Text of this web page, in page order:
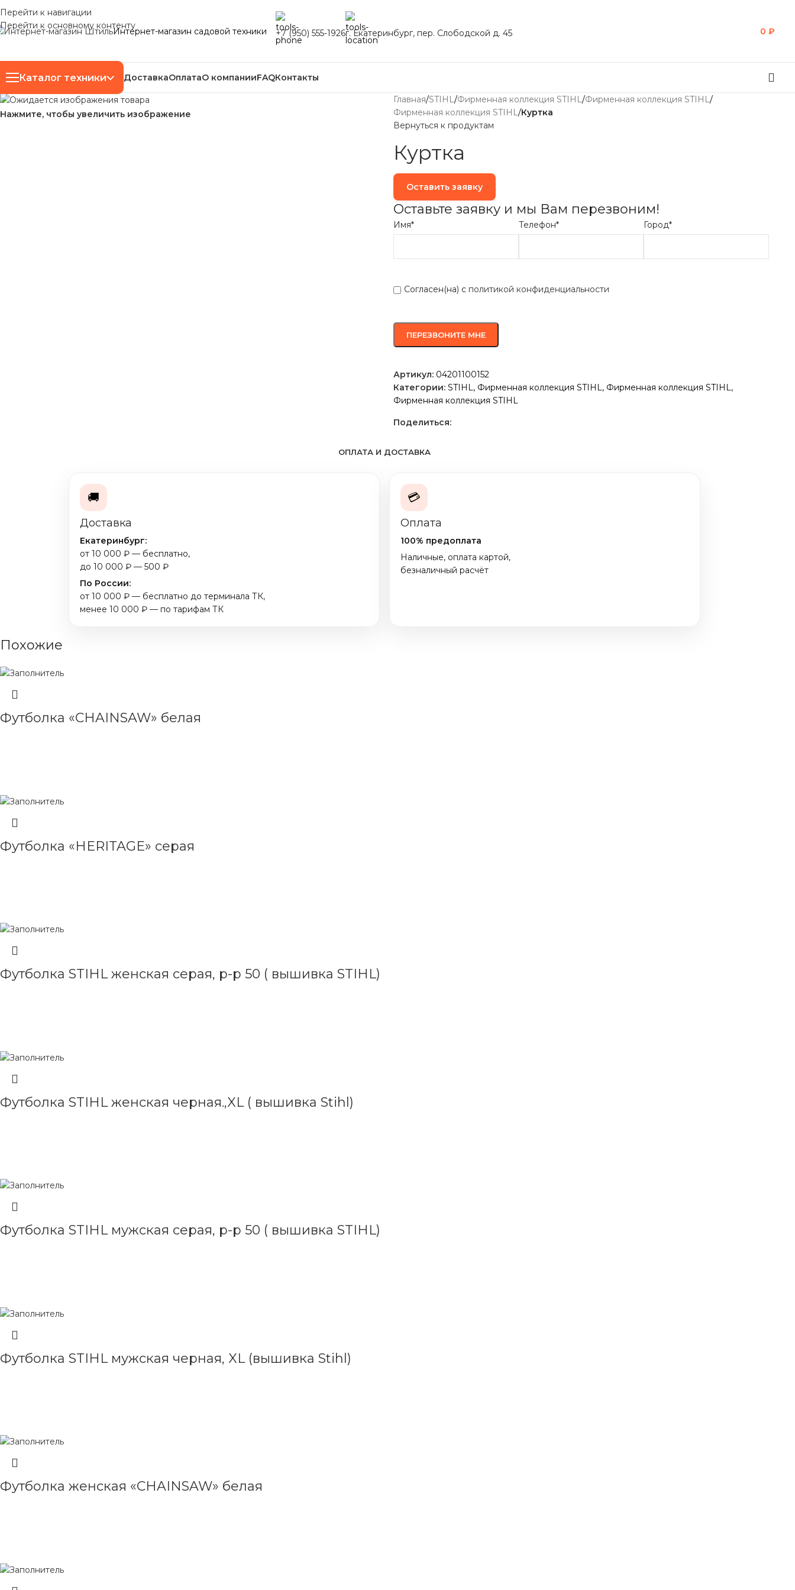
Перейти к навигации
Перейти к основному контенту
Интернет-магазин садовой техники +7 (950) 555-1926г. Екатеринбург, пер. Слободской д. 45 0 ₽
Каталог техники ДоставкаОплатаО компанииFAQКонтакты
Нажмите, чтобы увеличить изображение
Главная/STIHL/Фирменная коллекция STIHL/Фирменная коллекция STIHL/
Фирменная коллекция STIHL/Куртка
Вернуться к продуктам
Куртка
Оставить заявку
Оставьте заявку и мы Вам перезвоним!
Имя* Телефон* Город*
Согласен(на) с политикой конфиденциальности
Артикул: 04201100152
Категории: STIHL, Фирменная коллекция STIHL, Фирменная коллекция STIHL,
Фирменная коллекция STIHL
Поделиться:
ОПЛАТА И ДОСТАВКА
🚚
Доставка
Екатеринбург:
от 10 000 ₽ — бесплатно,
до 10 000 ₽ — 500 ₽
По России:
от 10 000 ₽ — бесплатно до терминала ТК,
менее 10 000 ₽ — по тарифам ТК
💳
Оплата
100% предоплата
Наличные, оплата картой,
безналичный расчёт
Похожие
Футболка «CHAINSAW» белая
Футболка «HERITAGE» серая
Футболка STIHL женская серая, р-р 50 ( вышивка STIHL)
Футболка STIHL женская черная.,XL ( вышивка Stihl)
Футболка STIHL мужская серая, р-р 50 ( вышивка STIHL)
Футболка STIHL мужская черная, XL (вышивка Stihl)
Футболка женская «CHAINSAW» белая